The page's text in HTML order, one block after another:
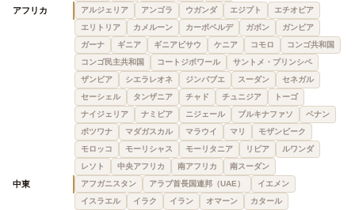
アフリカ アルジェリア アンゴラ ウガンダ エジプト
エチオピア
エリトリア
カメルーン カーボベルデ ガボン
ガンビア
ガーナ
ギニア ギニアビサウ ケニア コモロ
コンゴ共和国
コンゴ民主共和国
コートジボワール
サントメ・プリンシペ
ザンビア
シエラレオネ ジンバブエ スーダン
セネガル
セーシェル
タンザニア チャド チュニジア
トーゴ
ナイジェリア
ナミビア ニジェール ブルキナファソ
ベナン
ボツワナ
マダガスカル マラウイ マリ
モザンビーク
モロッコ
モーリシャス モーリタニア リビア
ルワンダ
レソト
中央アフリカ 南アフリカ 南スーダン
中東 アフガニスタン アラブ首長国連邦（UAE）
イエメン
イスラエル
イラク イラン オマーン
カタール